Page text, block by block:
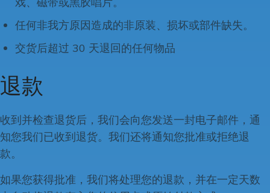
任何非我方原因造成的非原装、损坏或部件缺失。
交货后超过 30 天退回的任何物品
退款
收到并检查退货后，我们会向您发送一封电子邮件，通
知您我们已收到退货。我们还将通知您批准或拒绝退
款。
如果您获得批准，我们将处理您的退款，并在一定天数